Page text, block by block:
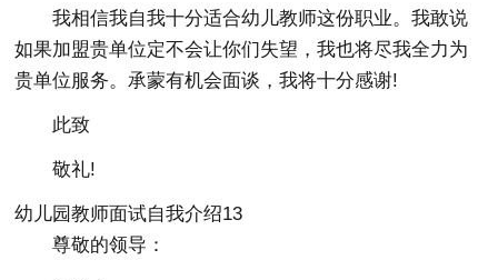
我相信我自我十分适合幼儿教师这份职业。我敢说
如果加盟贵单位定不会让你们失望，我也将尽我全力为
贵单位服务。承蒙有机会面谈，我将十分感谢!
此致
敬礼!
幼儿园教师面试自我介绍13
尊敬的领导：